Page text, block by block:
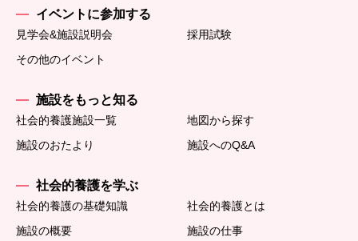
イベントに参加する
見学会&施設説明会
採用試験
その他のイベント
施設をもっと知る
社会的養護施設一覧
地図から探す
施設のおたより
施設へのQ&A
社会的養護を学ぶ
社会的養護の基礎知識
社会的養護とは
施設の概要
施設の仕事